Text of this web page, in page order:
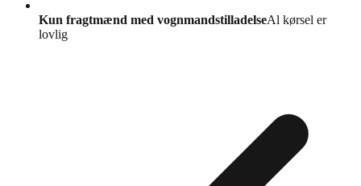
Kun fragtmænd med vognmandstilladelseAl kørsel er
lovlig